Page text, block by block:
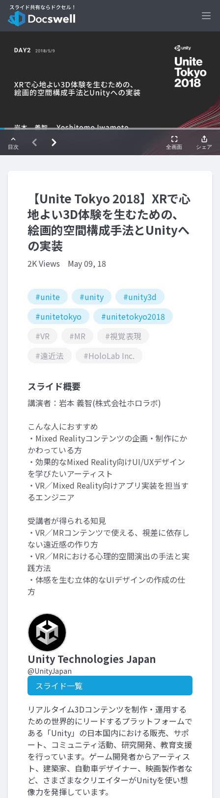
【Unite Tokyo 2018】XRで心
地よい3D体験を生むための、
絵画的空間構成手法とUnityへ
の実装
2K Views May 09, 18
#unite #unity
#unity3d
#unitetokyo
#unitetokyo2018
#VR
#MR
#視覚表現
#遠近法
#HoloLab Inc.
スライド概要
講演者：岩本 義智(株式会社ホロラボ)
こんな人におすすめ
・Mixed Realityコンテンツの企画・制作にか
かわっている方
・効果的なMixed Reality向けUI/UXデザイン
を学びたいアーティスト
・VR／Mixed Reality向けアプリ実装を担当す
るエンジニア
受講者が得られる知見
・VR／MRコンテンツで使える、視差に依存し
ない遠近感の作り方
・VR／MRにおける心理的空間演出の手法と実
践方法
・体感を生む立体的なUIデザインの作成の仕
方
Unity Technologies Japan
@UnityJapan
スライド一覧
リアルタイム3Dコンテンツを制作・運用する
ための世界的にリードするプラットフォームで
ある「Unity」の日本国内における販売、サポ
ート、コミュニティ活動、研究開発、教育支援
を行っています。ゲーム開発者からアーティス
ト、建築家、自動車デザイナー、映画製作者な
ど、さまざまなクリエイターがUnityを使い想
像力を発揮しています。